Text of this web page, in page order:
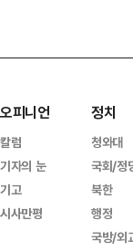
오피니언
칼럼
기자의 눈
기고
시사만평
정치
청와대
국회/정
북한
행정
국방/외